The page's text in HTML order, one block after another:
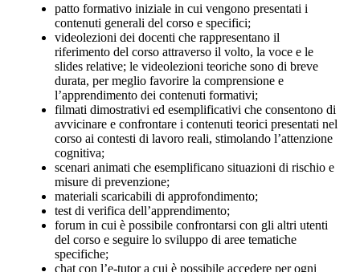
patto formativo iniziale in cui vengono presentati i
contenuti generali del corso e specifici;
videolezioni dei docenti che rappresentano il
riferimento del corso attraverso il volto, la voce e le
slides relative; le videolezioni teoriche sono di breve
durata, per meglio favorire la comprensione e
l’apprendimento dei contenuti formativi;
filmati dimostrativi ed esemplificativi che consentono di
avvicinare e confrontare i contenuti teorici presentati nel
corso ai contesti di lavoro reali, stimolando l’attenzione
cognitiva;
scenari animati che esemplificano situazioni di rischio e
misure di prevenzione;
materiali scaricabili di approfondimento;
test di verifica dell’apprendimento;
forum in cui è possibile confrontarsi con gli altri utenti
del corso e seguire lo sviluppo di aree tematiche
specifiche;
chat con l’e-tutor a cui è possibile accedere per ogni